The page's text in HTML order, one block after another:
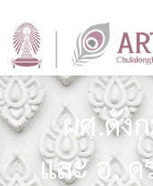
ผศ.ดัง
และ อ. ด